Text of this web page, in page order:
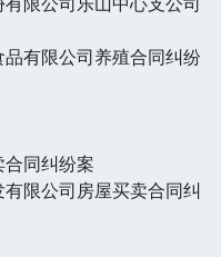
有限公司养殖合同纠纷
同纠纷案
限公司房屋买卖合同纠